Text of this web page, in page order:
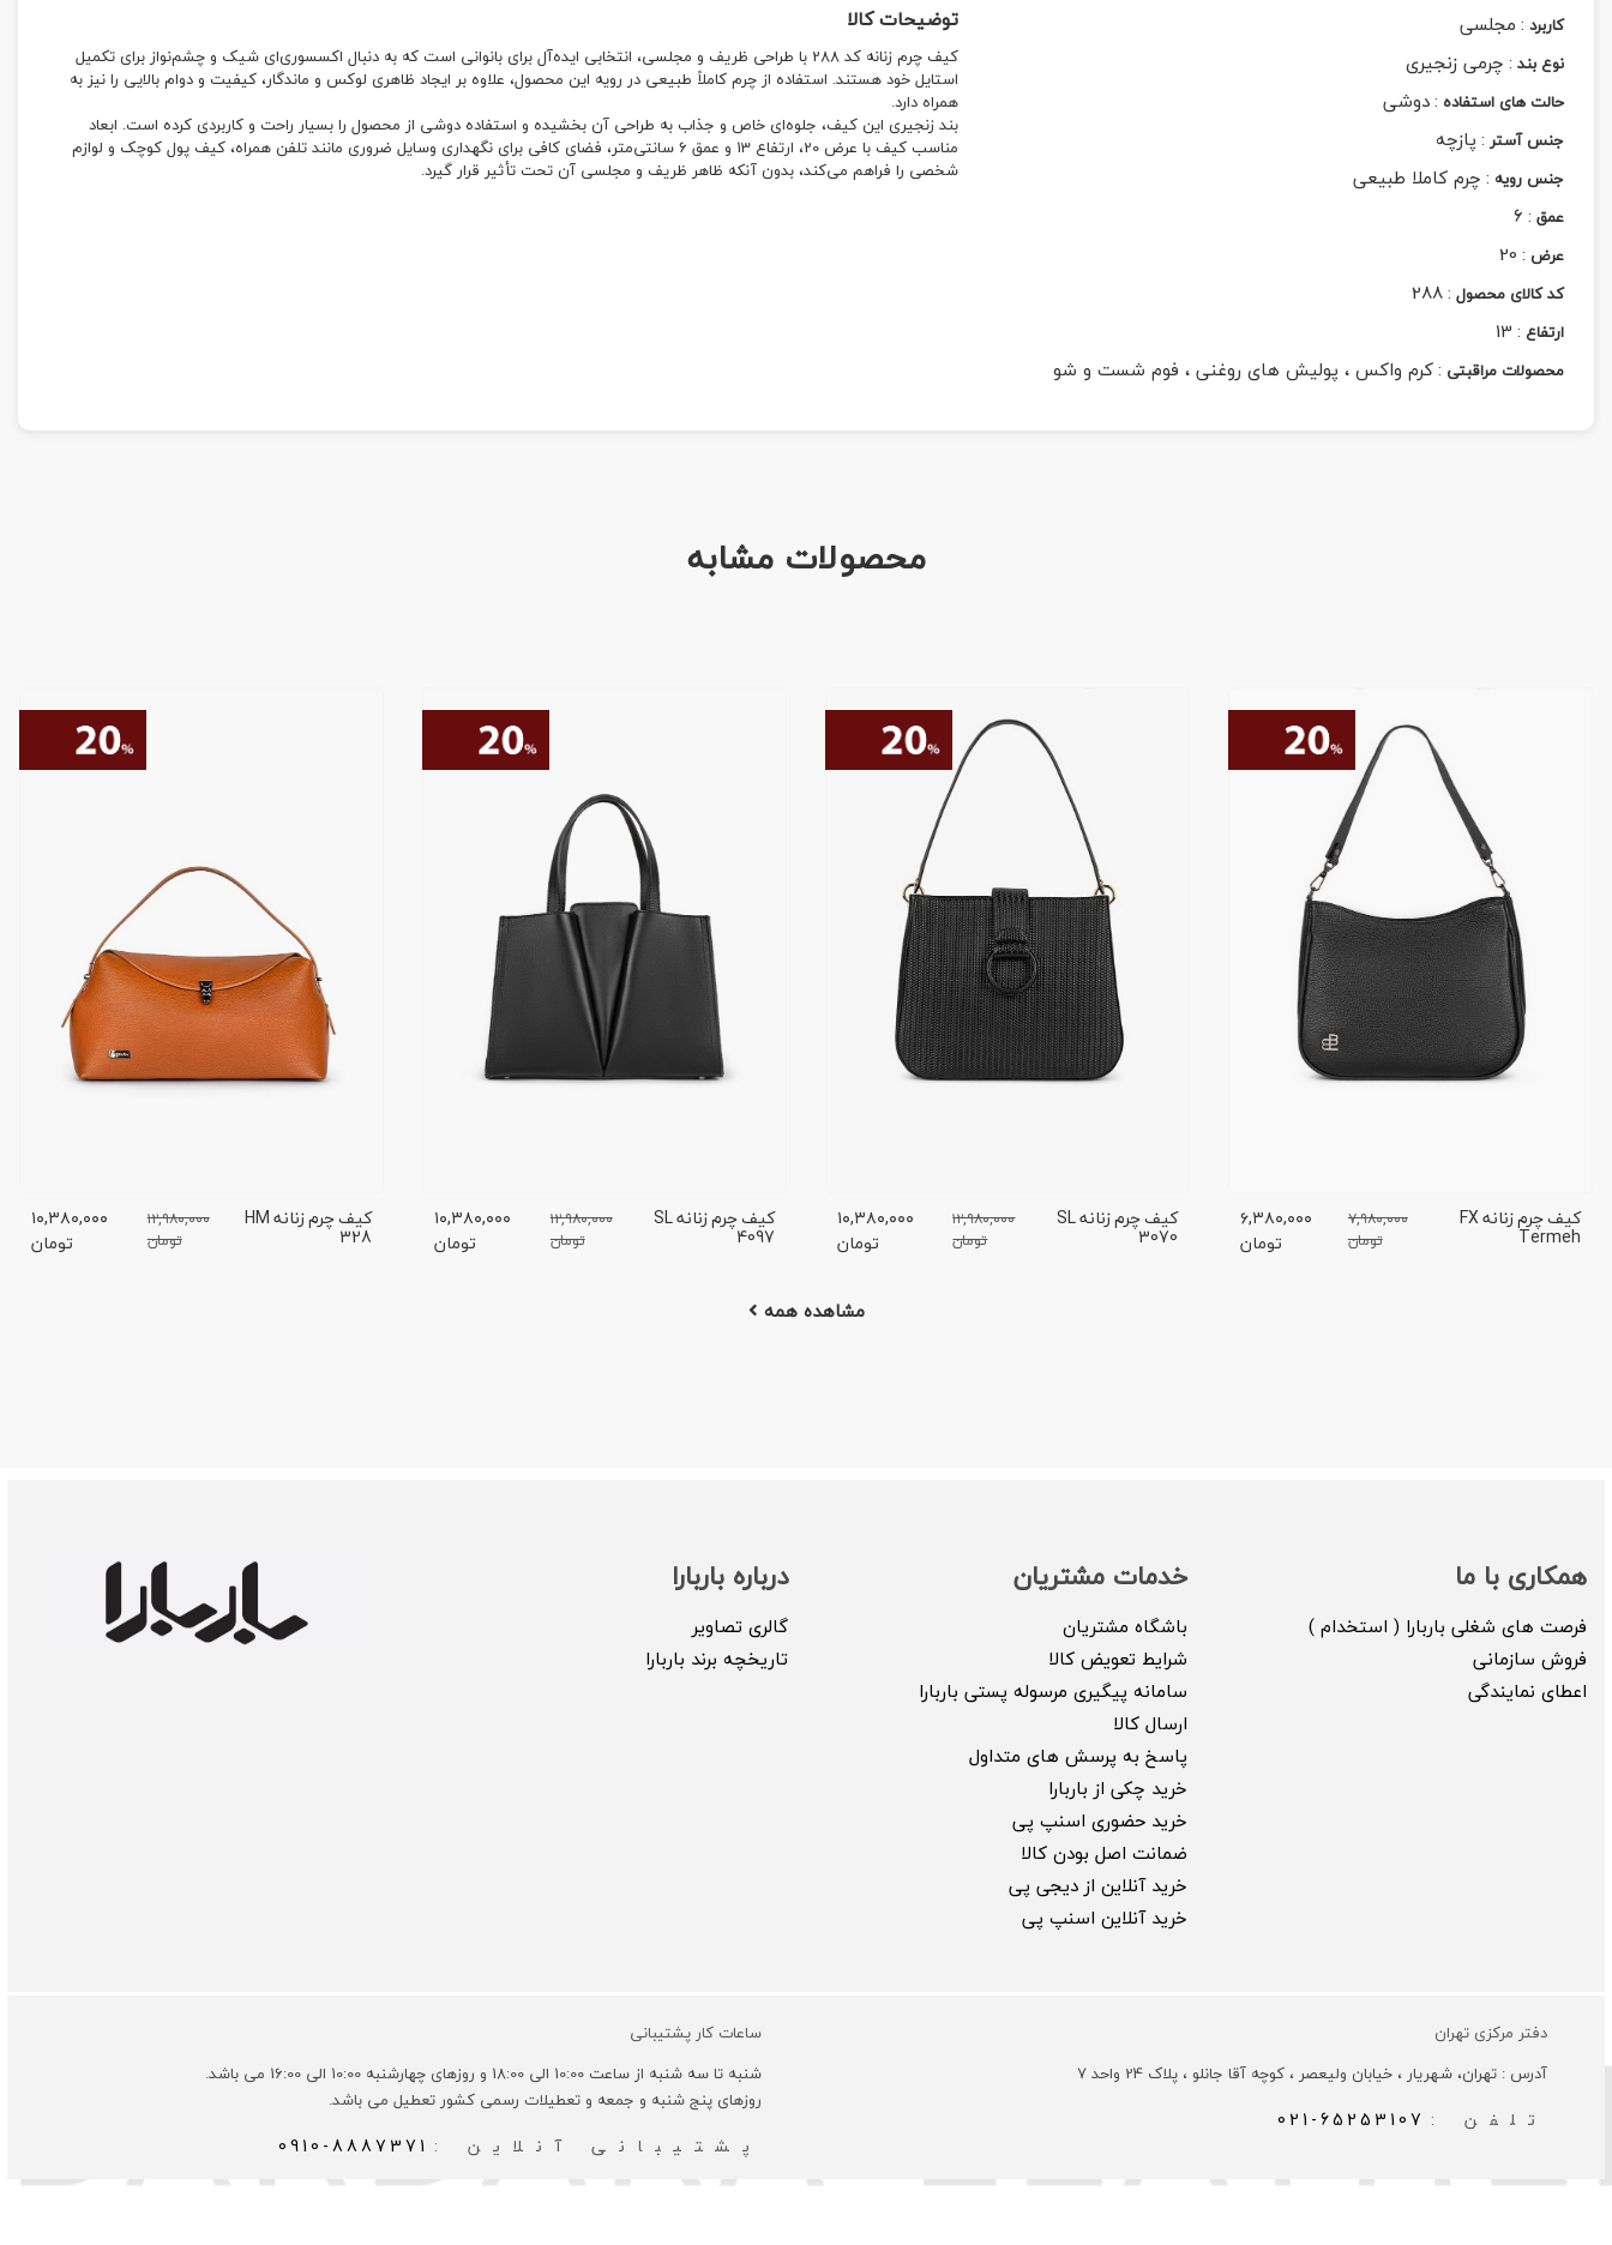
کاربرد :مجلسی
نوع بند :چرمی زنجیری
حالت های استفاده :دوشی
جنس آستر :پازچه
جنس رویه :چرم کاملا طبیعی
عمق :
6
عرض :
20
کد کالای محصول :
288
ارتفاع :
13
محصولات مراقبتی :کرم واکس ، پولیش های روغنی ، فوم شست و شو
توضیحات کالا
کیف چرم زنانه کد 288 با طراحی ظریف و مجلسی، انتخابی ایده‌آل برای بانوانی است که به دنبال اکسسوری‌ای شیک و چشم‌نواز برای تکمیل
استایل خود هستند. استفاده از چرم کاملاً طبیعی در رویه این محصول، علاوه بر ایجاد ظاهری لوکس و ماندگار، کیفیت و دوام بالایی را نیز به
همراه دارد.
بند زنجیری این کیف، جلوه‌ای خاص و جذاب به طراحی آن بخشیده و استفاده دوشی از محصول را بسیار راحت و کاربردی کرده است. ابعاد
مناسب کیف با عرض 20، ارتفاع 13 و عمق 6 سانتی‌متر، فضای کافی برای نگهداری وسایل ضروری مانند تلفن همراه، کیف پول کوچک و لوازم
شخصی را فراهم می‌کند، بدون آنکه ظاهر ظریف و مجلسی آن تحت تأثیر قرار گیرد.
محصولات مشابه
کیف چرم زنانه FX
Termeh
۷,۹۸۰,۰۰۰
تومان
۶,۳۸۰,۰۰۰
تومان
کیف چرم زنانه SL
3070
۱۲,۹۸۰,۰۰۰
تومان
۱۰,۳۸۰,۰۰۰
تومان
کیف چرم زنانه SL
4097
۱۲,۹۸۰,۰۰۰
تومان
۱۰,۳۸۰,۰۰۰
تومان
کیف چرم زنانه HM
328
۱۲,۹۸۰,۰۰۰
تومان
۱۰,۳۸۰,۰۰۰
تومان
مشاهده همه
همکاری با ما
فرصت های شغلی باربارا ( استخدام )
فروش سازمانی
اعطای نمایندگی
خدمات مشتریان
باشگاه مشتریان
شرایط تعویض کالا
سامانه پیگیری مرسوله پستی باربارا
ارسال کالا
پاسخ به پرسش های متداول
خرید چکی از باربارا
خرید حضوری اسنپ پی
ضمانت اصل بودن کالا
خرید آنلاین از دیجی پی
خرید آنلاین اسنپ پی
درباره باربارا
گالری تصاویر
تاریخچه برند باربارا
دفتر مرکزی تهران
آدرس : تهران، شهریار ، خیابان ولیعصر ، کوچه آقا جانلو ، پلاک 24 واحد 7
تلفن : 021-65253107
ساعات کار پشتیبانی
شنبه تا سه شنبه از ساعت 10:00 الی 18:00 و روزهای چهارشنبه 10:00 الی 16:00 می باشد.
روزهای پنج شنبه و جمعه و تعطیلات رسمی کشور تعطیل می باشد.
پشتیبانی آنلاین : 0910-8887371